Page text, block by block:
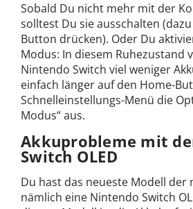
Sobald Du nicht mehr mit der
solltest Du sie ausschalten
Button drücken). Oder Du
Modus: In diesem Ruhezustand
Nintendo Switch viel weniger
einfach länger auf den Home-
Schnelleinstellungs-Menü die
Modus“ aus.
Akkuprobleme mit
Switch OLED
Du hast das neueste Modell der
nämlich eine Nintendo Switch